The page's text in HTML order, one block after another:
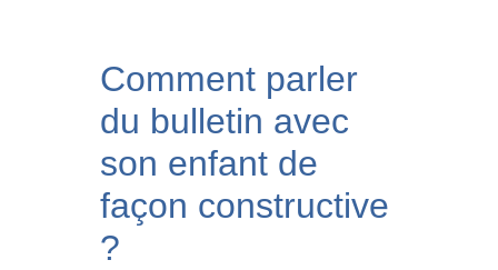
Comment parler
du bulletin avec
son enfant de
façon constructive
?